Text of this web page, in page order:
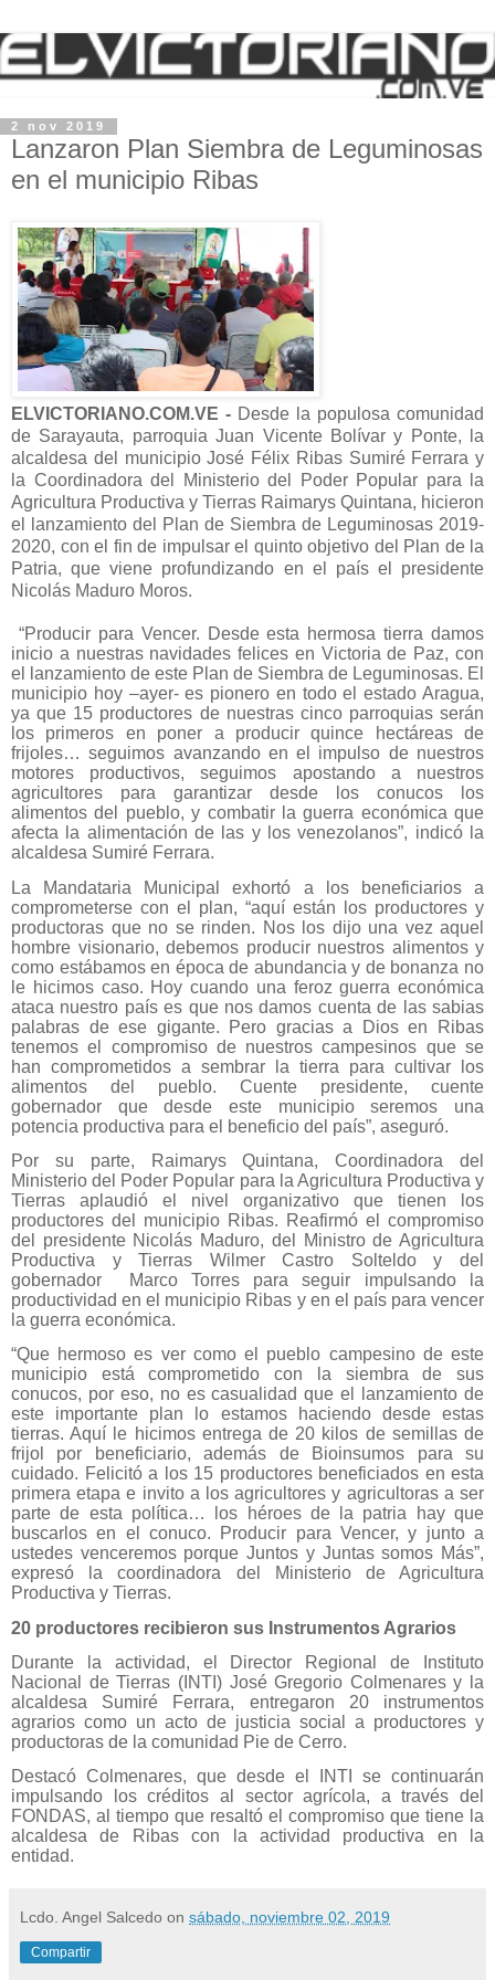
2 nov 2019
Lanzaron Plan Siembra de Leguminosas
en el municipio Ribas
ELVICTORIANO.COM.VE - Desde la populosa comunidad
de Sarayauta, parroquia Juan Vicente Bolívar y Ponte, la
alcaldesa del municipio José Félix Ribas Sumiré Ferrara y
la Coordinadora del Ministerio del Poder Popular para la
Agricultura Productiva y Tierras Raimarys Quintana, hicieron
el lanzamiento del Plan de Siembra de Leguminosas 2019-
2020, con el fin de impulsar el quinto objetivo del Plan de la
Patria, que viene profundizando en el país el presidente
Nicolás Maduro Moros.
“Producir para Vencer. Desde esta hermosa tierra damos
inicio a nuestras navidades felices en Victoria de Paz, con
el lanzamiento de este Plan de Siembra de Leguminosas. El
municipio hoy –ayer- es pionero en todo el estado Aragua,
ya que 15 productores de nuestras cinco parroquias serán
los primeros en poner a producir quince hectáreas de
frijoles… seguimos avanzando en el impulso de nuestros
motores productivos, seguimos apostando a nuestros
agricultores para garantizar desde los conucos los
alimentos del pueblo, y combatir la guerra económica que
afecta la alimentación de las y los venezolanos”, indicó la
alcaldesa Sumiré Ferrara.
La Mandataria Municipal exhortó a los beneficiarios a
comprometerse con el plan, “aquí están los productores y
productoras que no se rinden. Nos los dijo una vez aquel
hombre visionario, debemos producir nuestros alimentos y
como estábamos en época de abundancia y de bonanza no
le hicimos caso. Hoy cuando una feroz guerra económica
ataca nuestro país es que nos damos cuenta de las sabias
palabras de ese gigante. Pero gracias a Dios en Ribas
tenemos el compromiso de nuestros campesinos que se
han comprometidos a sembrar la tierra para cultivar los
alimentos del pueblo. Cuente presidente, cuente
gobernador que desde este municipio seremos una
potencia productiva para el beneficio del país”, aseguró.
Por su parte, Raimarys Quintana, Coordinadora del
Ministerio del Poder Popular para la Agricultura Productiva y
Tierras aplaudió el nivel organizativo que tienen los
productores del municipio Ribas. Reafirmó el compromiso
del presidente Nicolás Maduro, del Ministro de Agricultura
Productiva y Tierras Wilmer Castro Solteldo y del
gobernador Marco Torres para seguir impulsando la
productividad en el municipio Ribas y en el país para vencer
la guerra económica.
“Que hermoso es ver como el pueblo campesino de este
municipio está comprometido con la siembra de sus
conucos, por eso, no es casualidad que el lanzamiento de
este importante plan lo estamos haciendo desde estas
tierras. Aquí le hicimos entrega de 20 kilos de semillas de
frijol por beneficiario, además de Bioinsumos para su
cuidado. Felicitó a los 15 productores beneficiados en esta
primera etapa e invito a los agricultores y agricultoras a ser
parte de esta política… los héroes de la patria hay que
buscarlos en el conuco. Producir para Vencer, y junto a
ustedes venceremos porque Juntos y Juntas somos Más”,
expresó la coordinadora del Ministerio de Agricultura
Productiva y Tierras.
20 productores recibieron sus Instrumentos Agrarios
Durante la actividad, el Director Regional de Instituto
Nacional de Tierras (INTI) José Gregorio Colmenares y la
alcaldesa Sumiré Ferrara, entregaron 20 instrumentos
agrarios como un acto de justicia social a productores y
productoras de la comunidad Pie de Cerro.
Destacó Colmenares, que desde el INTI se continuarán
impulsando los créditos al sector agrícola, a través del
FONDAS, al tiempo que resaltó el compromiso que tiene la
alcaldesa de Ribas con la actividad productiva en la
entidad.
Lcdo. Angel Salcedo on sábado, noviembre 02, 2019
Compartir